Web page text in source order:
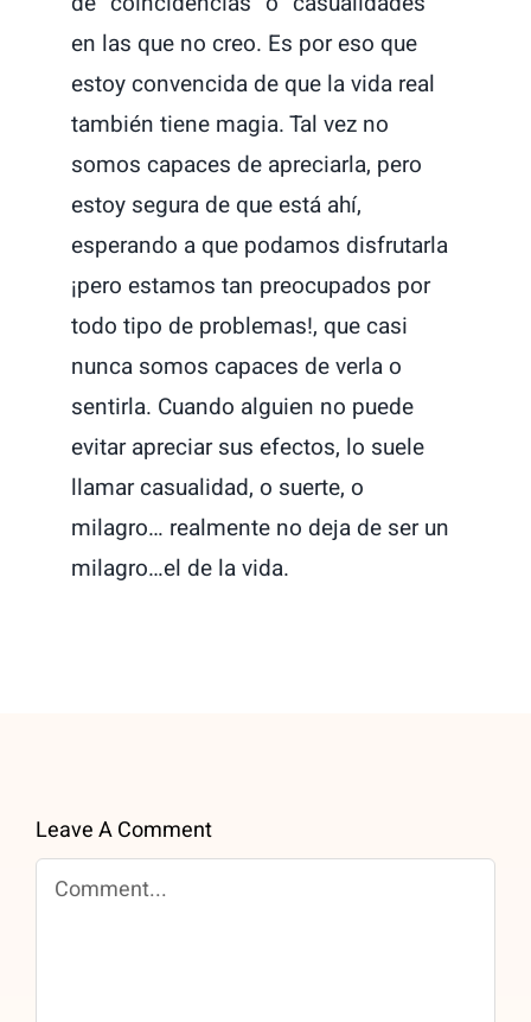
en las que no creo. Es por eso que
estoy convencida de que la vida real
también tiene magia. Tal vez no
somos capaces de apreciarla, pero
estoy segura de que está ahí,
esperando a que podamos disfrutarla
¡pero estamos tan preocupados por
todo tipo de problemas!, que casi
nunca somos capaces de verla o
sentirla. Cuando alguien no puede
evitar apreciar sus efectos, lo suele
llamar casualidad, o suerte, o
milagro… realmente no deja de ser un
milagro…el de la vida.
Leave A Comment
Comment